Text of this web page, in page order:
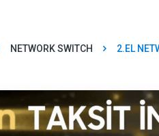
NETWORK SWITCH 2.EL